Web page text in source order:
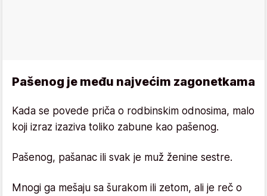
Pašenog je među najvećim zagonetkama
Kada se povede priča o rodbinskim odnosima, malo
koji izraz izaziva toliko zabune kao pašenog.
Pašenog, pašanac ili svak je muž ženine sestre.
Mnogi ga mešaju sa šurakom ili zetom, ali je reč o